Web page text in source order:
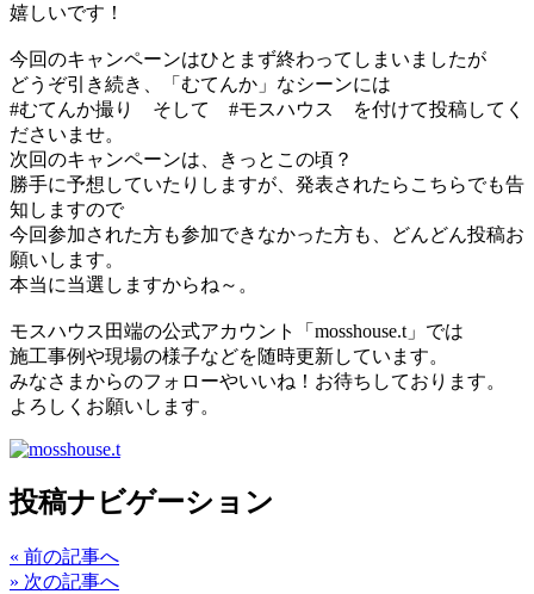
嬉しいです！
今回のキャンペーンはひとまず終わってしまいましたが
どうぞ引き続き、「むてんか」なシーンには
#むてんか撮り そして #モスハウス を付けて投稿してく
ださいませ。
次回のキャンペーンは、きっとこの頃？
勝手に予想していたりしますが、発表されたらこちらでも告
知しますので
今回参加された方も参加できなかった方も、どんどん投稿お
願いします。
本当に当選しますからね～。
モスハウス田端の公式アカウント「mosshouse.t」では
施工事例や現場の様子などを随時更新しています。
みなさまからのフォローやいいね！お待ちしております。
よろしくお願いします。
投稿ナビゲーション
« 前の記事へ
» 次の記事へ